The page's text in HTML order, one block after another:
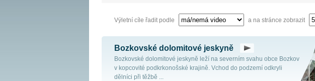
Výletní cíle řadit podle a na stránce zobrazit
Bozkovské dolomitové jeskyně
Bozkovské dolomitové jeskyně leží na severním svahu obce Bozkov
v kopcovité podkrkonošské krajině. Vchod do podzemí odkryli
dělníci při těžbě ...